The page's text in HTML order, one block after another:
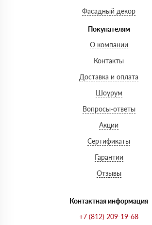
Фасадный декор
Покупателям
О компании
Контакты
Доставка и оплата
Шоурум
Вопросы-ответы
Акции
Сертификаты
Гарантии
Отзывы
Контактная информация
+7 (812) 209-19-68